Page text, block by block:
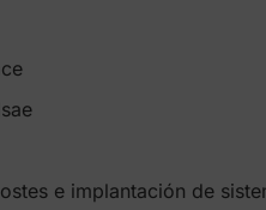
e implantación de